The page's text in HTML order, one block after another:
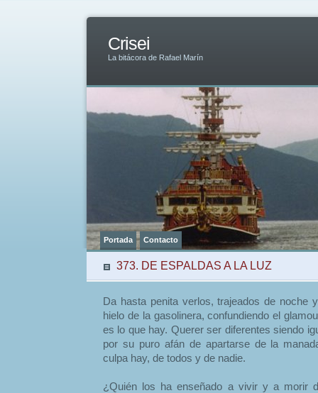
Crisei
La bitácora de Rafael Marín
Portada Contacto
373. DE ESPALDAS A LA LUZ
Da hasta penita verlos, trajeados de noche
hielo de la gasolinera, confundiendo el
es lo que hay. Querer ser diferentes siendo
por su puro afán de apartarse de la
culpa hay, de todos y de nadie.
¿Quién los ha enseñado a vivir y a